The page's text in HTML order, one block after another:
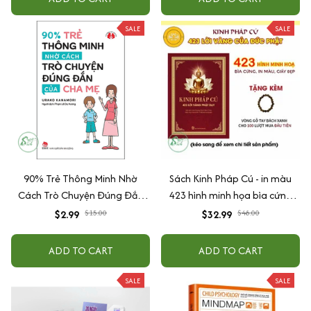
SALE
90% Trẻ Thông Minh Nhờ
Cách Trò Chuyện Đúng Đắn
Của Cha Mẹ
$2.99 $15.00
ADD TO CART
SALE
Sách Kinh Pháp Cú - in màu
423 hình minh họa bìa cứng
cao cấp + tặng kèm vòng tay
$32.99 $48.00
ADD TO CART
SALE SALE